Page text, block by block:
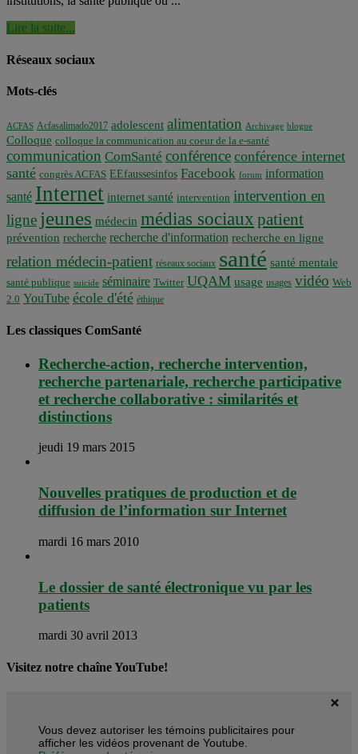
Lire la suite...
Réseaux sociaux
Mots-clés
ACFAS Acfasalimado2017 adolescent alimentation Archivage blogue
Colloque colloque la communication au coeur de la e-santé
communication ComSanté conférence conférence internet
santé congrès ACFAS EEfaussesinfos Facebook forum information
santé Internet internet santé intervention intervention en
ligne jeunes médecin médias sociaux patient
prévention recherche recherche d'information recherche en ligne
relation médecin-patient réseaux sociaux santé santé mentale
santé publique suicide séminaire Twitter UQAM usage usages vidéo Web
2.0 YouTube école d'été éthique
Les classiques ComSanté
Recherche-action, recherche intervention,
recherche partenariale, recherche participative
et recherche collaborative : similarités et
distinctions
jeudi 19 mars 2015
Nouvelles pratiques de production et de
diffusion de l’information sur Internet
mardi 16 mars 2010
Le dossier de santé électronique vu par les
patients
mardi 30 avril 2013
Visitez notre chaîne YouTube!
Vous devez autoriser les témoins publicitaires pour
afficher les vidéos provenant de Youtube.